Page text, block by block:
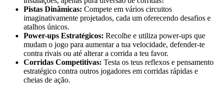
Pistas Dinâmicas: Compete em vários circuitos
imaginativamente projetados, cada um oferecendo desafios e
atalhos únicos.
Power-ups Estratégicos: Recolhe e utiliza power-ups que
mudam o jogo para aumentar a tua velocidade, defender-te
contra rivais ou até alterar a corrida a teu favor.
Corridas Competitivas: Testa os teus reflexos e pensamento
estratégico contra outros jogadores em corridas rápidas e
cheias de ação.